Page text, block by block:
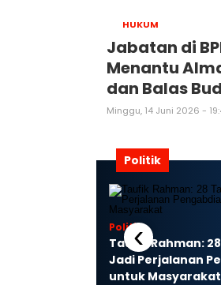
HUKUM
Jabatan di
Menantu
dan Balas
Minggu, 14 Juni 2026 -
Politik
Politik
Taufik Rahman:
Jadi Perjalanan
untuk Masyarakat
‹